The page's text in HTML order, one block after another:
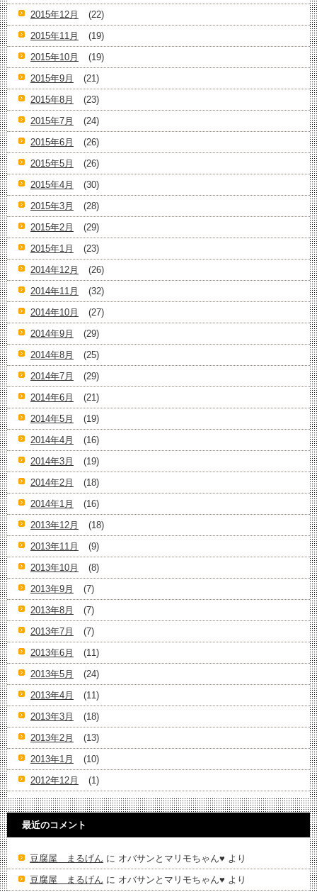
2015年12月
(22)
2015年11月
(19)
2015年10月
(19)
2015年9月
(21)
2015年8月
(23)
2015年7月
(24)
2015年6月
(26)
2015年5月
(26)
2015年4月
(30)
2015年3月
(28)
2015年2月
(29)
2015年1月
(23)
2014年12月
(26)
2014年11月
(32)
2014年10月
(27)
2014年9月
(29)
2014年8月
(25)
2014年7月
(29)
2014年6月
(21)
2014年5月
(19)
2014年4月
(16)
2014年3月
(19)
2014年2月
(18)
2014年1月
(16)
2013年12月
(18)
2013年11月
(9)
2013年10月
(8)
2013年9月
(7)
2013年8月
(7)
2013年7月
(7)
2013年6月
(11)
2013年5月
(24)
2013年4月
(11)
2013年3月
(18)
2013年2月
(13)
2013年1月
(10)
2012年12月
(1)
最近のコメント
豆腐屋 まるげん に オバサンとマリモちゃん♥️ より
豆腐屋 まるげん に オバサンとマリモちゃん♥️ より